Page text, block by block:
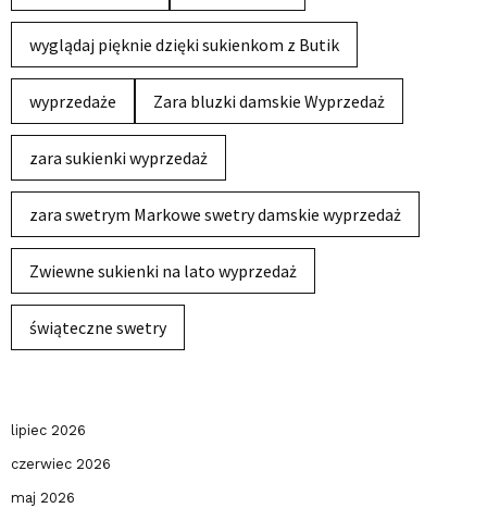
wyglądaj pięknie dzięki sukienkom z Butik
wyprzedaże Zara bluzki damskie Wyprzedaż
zara sukienki wyprzedaż
zara swetrym Markowe swetry damskie wyprzedaż
Zwiewne sukienki na lato wyprzedaż
świąteczne swetry
lipiec 2026
czerwiec 2026
maj 2026